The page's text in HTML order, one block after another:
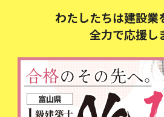
わたしたちは建設業
全力で応援し